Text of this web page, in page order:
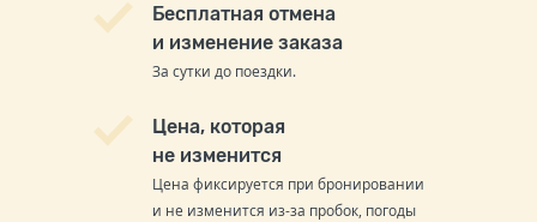
Бесплатная отмена
и изменение заказа
За сутки до поездки.
Цена, которая
не изменится
Цена фиксируется при бронировании
и не изменится из-за пробок, погоды